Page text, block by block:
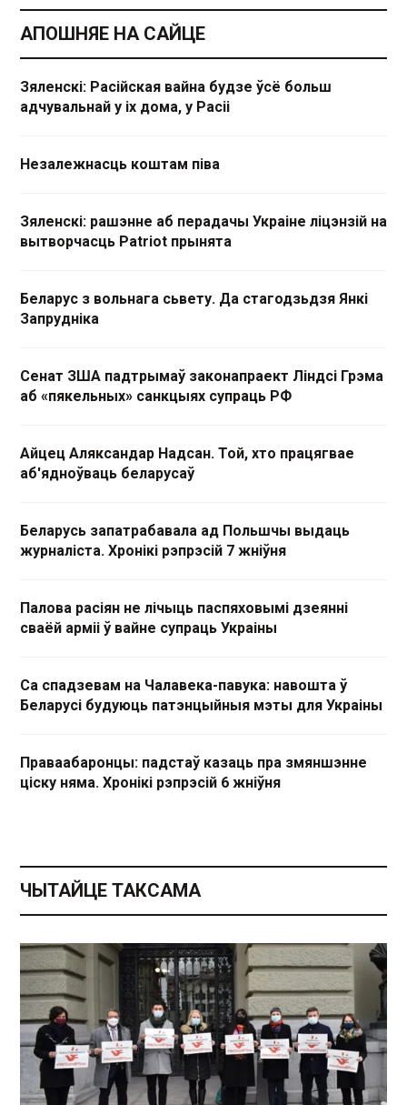
АПОШНЯЕ НА САЙЦЕ
Зяленскі: Расійская вайна будзе ўсё больш
адчувальнай у іх дома, у Расіі
Незалежнасць коштам піва
Зяленскі: рашэнне аб перадачы Украіне ліцэнзій на
вытворчасць Patriot прынята
Беларус з вольнага сьвету. Да стагодзьдзя Янкі
Запрудніка
Сенат ЗША падтрымаў законапраект Ліндсі Грэма
аб «пякельных» санкцыях супраць РФ
Айцец Аляксандар Надсан. Той, хто працягвае
аб'ядноўваць беларусаў
Беларусь запатрабавала ад Польшчы выдаць
журналіста. Хронікі рэпрэсій 7 жніўня
Палова расіян не лічыць паспяховымі дзеянні
сваёй арміі ў вайне супраць Украіны
Са спадзевам на Чалавека-павука: навошта ў
Беларусі будуюць патэнцыйныя мэты для Украіны
Праваабаронцы: падстаў казаць пра змяншэнне
ціску няма. Хронікі рэпрэсій 6 жніўня
ЧЫТАЙЦЕ ТАКСАМА